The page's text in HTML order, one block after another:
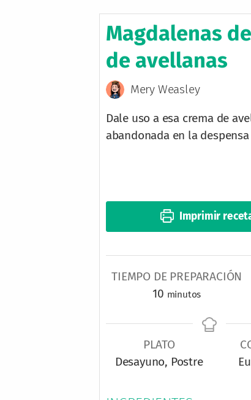
Magdalenas
de avellanas
Mery Weasley
Dale uso a esa crema de
abandonada en la despensa
Imprimir
TIEMPO DE PREPARACIÓN
10m
n
u
t
s
minutos
PLATO
Desayuno, Postre